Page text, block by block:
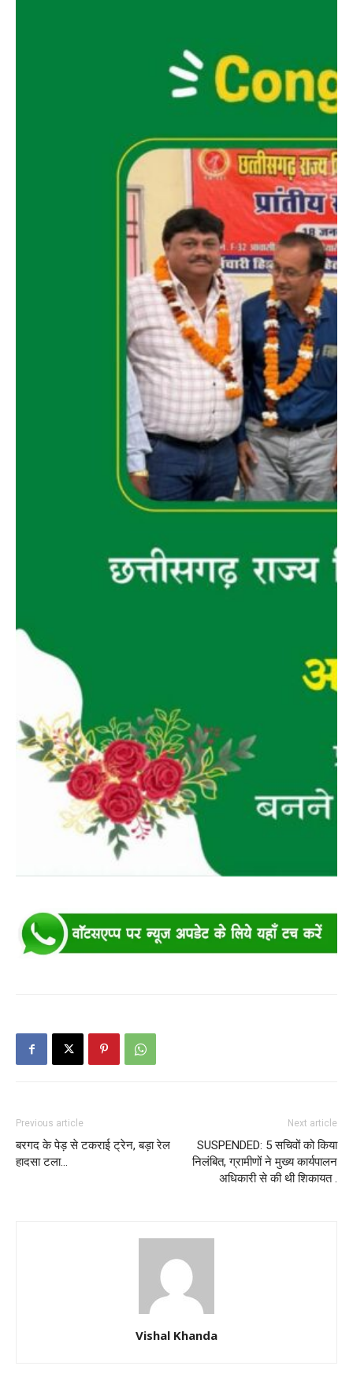
Previous article
बरगद के पेड़ से टकराई ट्रेन, बड़ा रेल
हादसा टला…
Next article
SUSPENDED: 5 सचिवों को किया
निलंबित, ग्रामीणों ने मुख्य कार्यपालन
अधिकारी से की थी शिकायत .
Vishal Khanda